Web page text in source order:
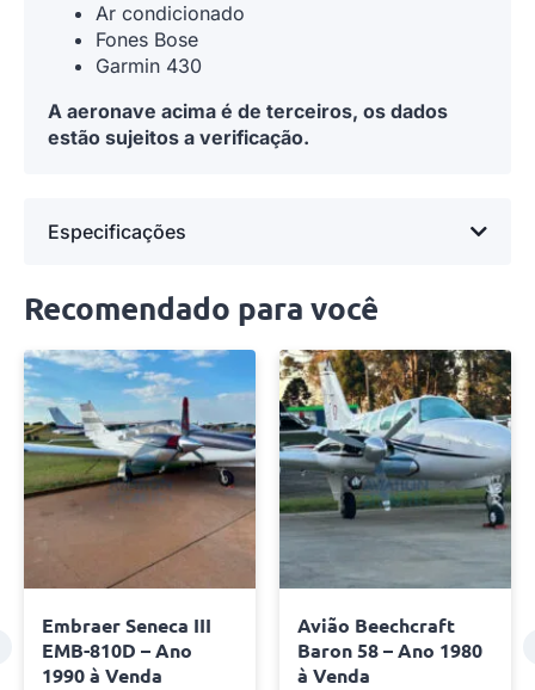
Ar condicionado
Fones Bose
Garmin 430
A aeronave acima é de terceiros, os dados
estão sujeitos a verificação.
Especificações
Recomendado para você
Embraer Seneca III
EMB-810D – Ano
1990 à Venda
Avião Beechcraft
Baron 58 – Ano 1980
à Venda